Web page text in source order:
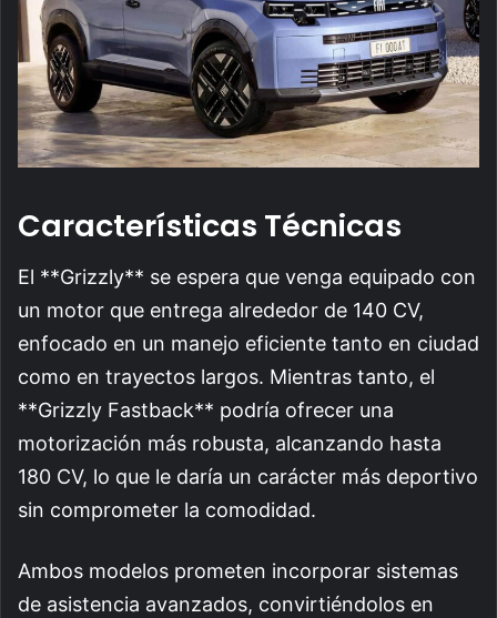
Características Técnicas
El **Grizzly** se espera que venga equipado con
un motor que entrega alrededor de 140 CV,
enfocado en un manejo eficiente tanto en ciudad
como en trayectos largos. Mientras tanto, el
**Grizzly Fastback** podría ofrecer una
motorización más robusta, alcanzando hasta
180 CV, lo que le daría un carácter más deportivo
sin comprometer la comodidad.
Ambos modelos prometen incorporar sistemas
de asistencia avanzados, convirtiéndolos en